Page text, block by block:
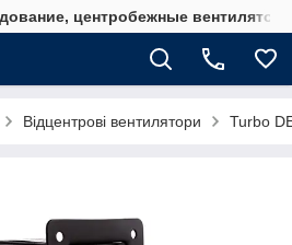
центробежные
Відцентрові вентилятори Turbo